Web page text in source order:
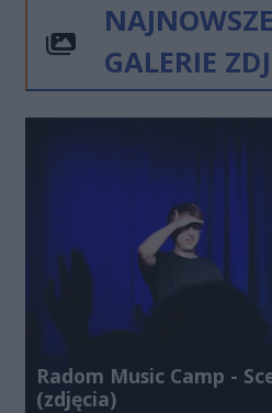
NAJNOWSZE
GALERIE
Radom Music Camp -
(zdjęcia)